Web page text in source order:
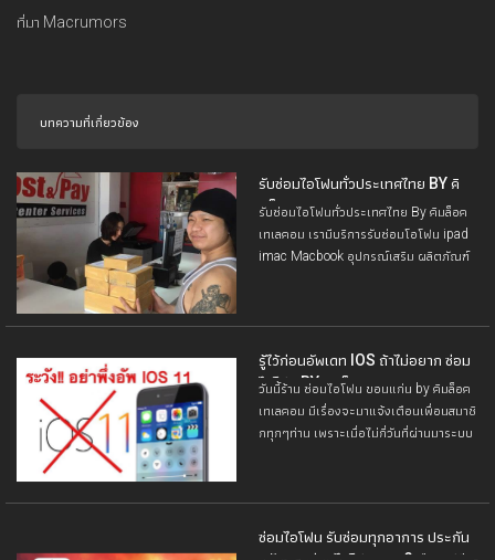
ที่มา Macrumors
บทความที่เกี่ยวข้อง
รับซ่อมไอโฟนทั่วประเทศไทย BY คิ
มล็อคเทเลคอม
รับซ่อมไอโฟนทั่วประเทศไทย By คิมล็อค
เทเลคอม เรามีบริการรับซ่อมโอโฟน ipad
imac Macbook อุปกรณ์เสริม ผลิตภัณฑ์
เกี่ยวกับการใช้งาน
รู้ไว้ก่อนอัพเดท IOS ถ้าไม่อยาก ซ่อม
ไอโฟน BY คิมล็อคเทเลคอม
วันนี้ร้าน ซ่อมไอโฟน ขอนแก่น by คิมล็อค
เทเลคอม มีเรื่องจะมาแจ้งเตือนเพื่อนสมาชิ
กทุกๆท่าน เพราะเมื่อไม่กี่วันที่ผ่านมาระบบ
ซ่อมไอโฟน รับซ่อมทุกอาการ ประกัน